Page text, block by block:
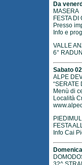
Da
MASERA
FESTA DI
Presso
Info e
VALLE
6°
Sabato 02
ALPE
“SERATE
Menù di
Località
FESTA
Info Cai